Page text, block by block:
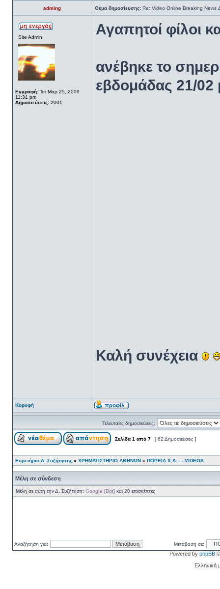
adming Θέμα δημοσίευσης: Re: Video Online Breaking News
Site Admin
Εγγραφή: Τετ Μαρ 25, 2009
11:31 pm
Δημοσιεύσεις: 2001
Αγαπητοί φίλοι
ανέβηκε το
εβδομάδας 21/02
Καλή συνέχεια
Κορυφή
Τελευταίες δημοσιεύσεις:
Σελίδα 1 από 7 [ 62 Δημοσιεύσεις ]
Ευρετήριο Δ. Συζήτησης » ΧΡΗΜΑΤΙΣΤΗΡΙΟ ΑΘΗΝΩΝ » ΠΟΡΕΙΑ Χ.Α. --- VIDEOS
Μέλη σε σύνδεση
Μέλη σε αυτή την Δ. Συζήτηση: Google [Bot] και 20 επισκέπτες
Αναζήτηση για: Μετάβαση σε:
Powered by phpBB
Ελληνική